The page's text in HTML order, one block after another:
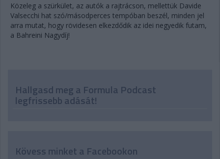
Közeleg a szürkület, az autók a rajtrácson, mellettük Davide
Valsecchi hat szó/másodperces tempóban beszél, minden jel
arra mutat, hogy rövidesen elkezdődik az idei negyedik futam,
a Bahreini Nagydíj!
Hallgasd meg a Formula Podcast
legfrissebb adását!
Kövess minket a Facebookon